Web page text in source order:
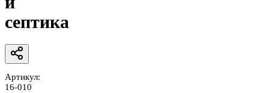
септика
Артикул:
16-010